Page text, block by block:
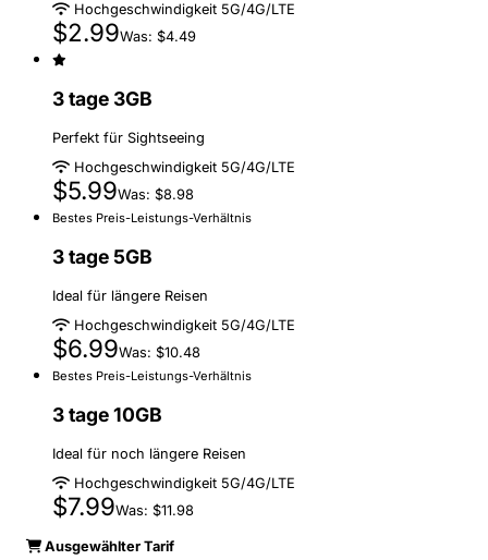
Hochgeschwindigkeit 5G/4G/LTE
$2.99Was: $4.49
3 tage 3GB
Perfekt für Sightseeing
Hochgeschwindigkeit 5G/4G/LTE
$5.99Was: $8.98
Bestes Preis-Leistungs-Verhältnis
3 tage 5GB
Ideal für längere Reisen
Hochgeschwindigkeit 5G/4G/LTE
$6.99Was: $10.48
Bestes Preis-Leistungs-Verhältnis
3 tage 10GB
Ideal für noch längere Reisen
Hochgeschwindigkeit 5G/4G/LTE
$7.99Was: $11.98
Ausgewählter Tarif